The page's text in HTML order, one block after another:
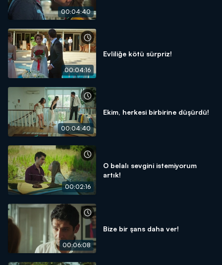
00:04:40
00:04:16
Evliliğe kötü sürpriz!
00:04:40
Ekim, herkesi birbirine düşürdü!
00:02:16
O belalı sevgini istemiyorum
artık!
00:06:08
Bize bir şans daha ver!